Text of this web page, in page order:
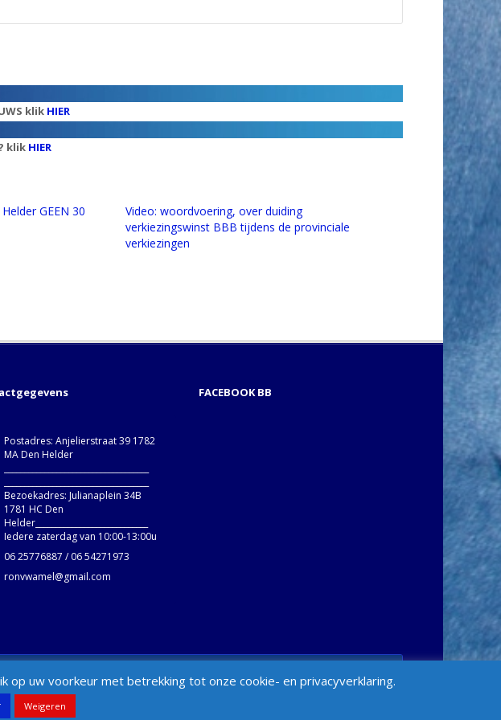
klik HIER
klik HIER
GEEN 30
Video: woordvoering, over duiding
verkiezingswinst BBB tijdens de provinciale
verkiezingen
Postadres: Anjelierstraat 39 1782
MA Den Helder
Bezoekadres: Julianaplein 34B
1781 HC Den
Helder____________________________
Iedere zaterdag van 10:00-13:00u
06 25776887 / 06 54271973
ronvwamel@gmail.com
FACEBOOK BB
Menu from Wordpress Admin > Appearance > Menus > "Manage Locations" Box
op uw voorkeur met betrekking tot onze cookie- en privacyverklaring.
Weigeren